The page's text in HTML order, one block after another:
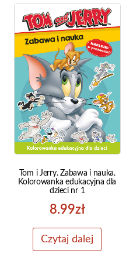
Tom i Jerry. Zabawa i nauka.
Kolorowanka edukacyjna dla
dzieci nr 1
8.99zł
Czytaj dalej